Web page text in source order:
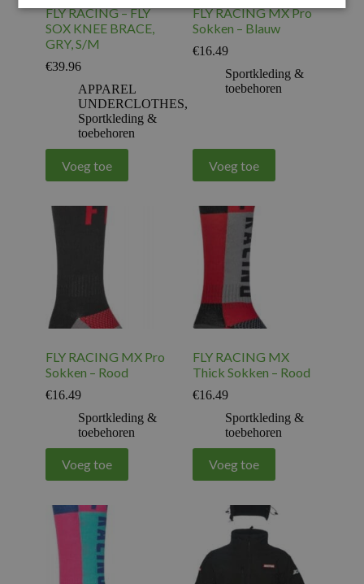
FLY RACING – FLY
SOX KNEE BRACE,
GRY, S/M
€39.96
APPAREL
UNDERCLOTHES,
Sportkleding &
toebehoren
Voeg toe
FLY RACING MX Pro
Sokken – Blauw
€16.49
Sportkleding &
toebehoren
Voeg toe
FLY RACING MX Pro
Sokken – Rood
€16.49
Sportkleding &
toebehoren
Voeg toe
FLY RACING MX
Thick Sokken – Rood
€16.49
Sportkleding &
toebehoren
Voeg toe